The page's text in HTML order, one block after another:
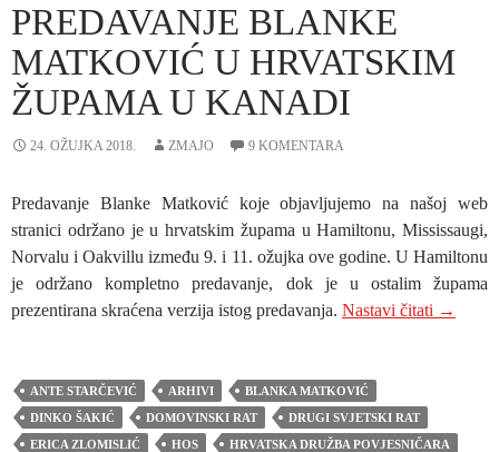
PREDAVANJE BLANKE
MATKOVIĆ U HRVATSKIM
ŽUPAMA U KANADI
24. OŽUJKA 2018. ZMAJO 9 KOMENTARA
Predavanje Blanke Matković koje objavljujemo na našoj web
stranici održano je u hrvatskim župama u Hamiltonu, Mississaugi,
Norvalu i Oakvillu između 9. i 11. ožujka ove godine. U Hamiltonu
je održano kompletno predavanje, dok je u ostalim župama
prezentirana skraćena verzija istog predavanja. Nastavi čitati →
ANTE STARČEVIĆ ARHIVI
BLANKA MATKOVIĆ
DINKO ŠAKIĆ
DOMOVINSKI RAT
DRUGI SVJETSKI RAT
ERICA ZLOMISLIĆ
HOS
HRVATSKA DRUŽBA POVJESNIČARA